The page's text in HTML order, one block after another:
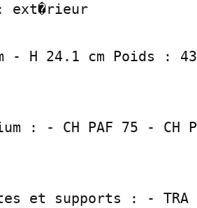
ext�rieur
- H 24.1 cm Poids :
: - CH PAF 75 - CH
et supports : - TRA